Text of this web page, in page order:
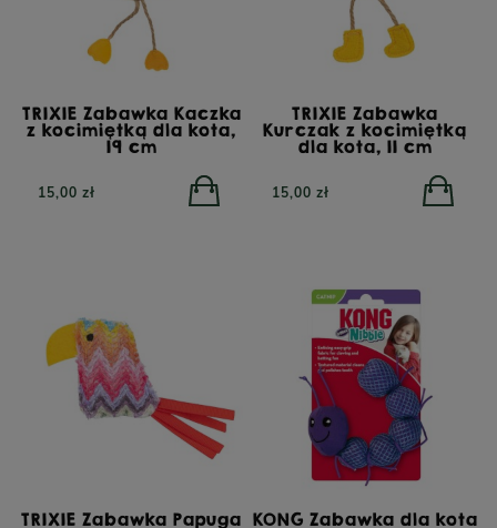
TRIXIE Zabawka Kaczka
z kocimiętką dla kota,
19 cm
15,00 zł
TRIXIE Zabawka
Kurczak z kocimiętką
dla kota, 11 cm
15,00 zł
TRIXIE Zabawka Papuga
KONG Zabawka dla kota